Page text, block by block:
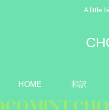
A little
HOME 和訳